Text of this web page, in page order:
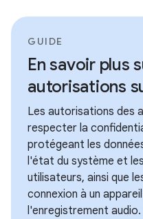
GUIDE
En savoir plus
autorisations
Les autorisations des
respecter la
protégeant les
l'état du système et
utilisateurs, ainsi que
connexion à un
l'enregistrement audio.